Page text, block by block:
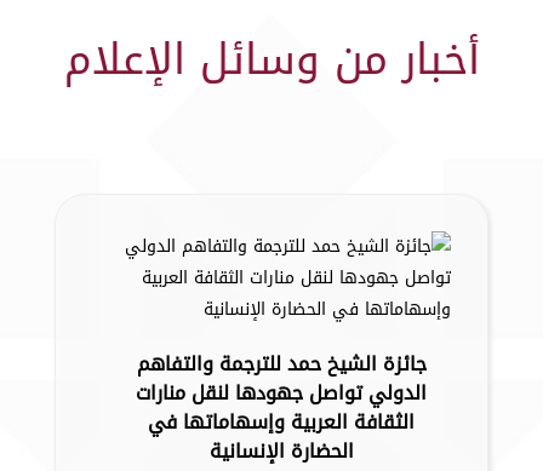
أخبار من وسائل الإعلام
جائزة الشيخ حمد للترجمة والتفاهم
الدولي تواصل جهودها لنقل منارات
الثقافة العربية وإسهاماتها في
الحضارة الإنسانية